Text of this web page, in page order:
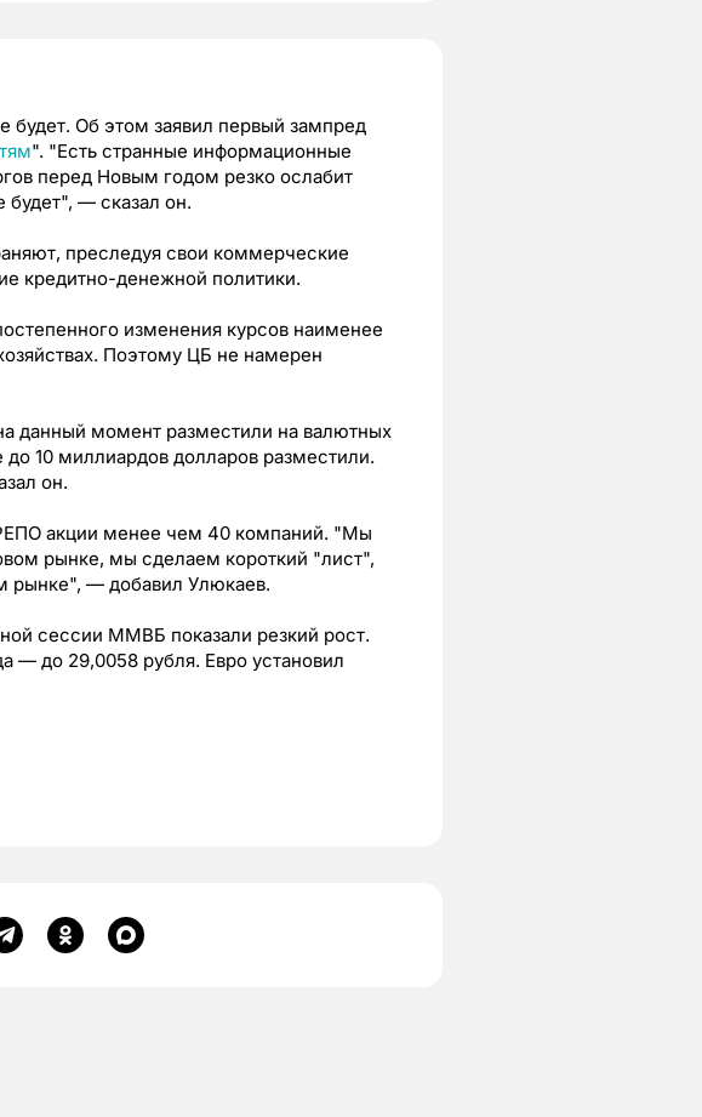
будет. Об этом заявил первый зампред
". "Есть странные информационные
перед Новым годом резко ослабит
будет", — сказал он.
преследуя свои коммерческие
кредитно-денежной политики.
изменения курсов наименее
Поэтому ЦБ не намерен
данный момент разместили на валютных
10 миллиардов долларов разместили.
он.
РЕПО акции менее чем 40 компаний. "Мы
рынке, мы сделаем короткий "лист",
рынке", — добавил Улюкаев.
сессии ММВБ показали резкий рост.
— до 29,0058 рубля. Евро установил